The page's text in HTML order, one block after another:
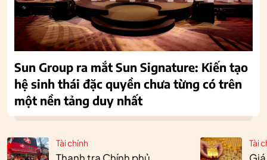
Tài chính Tài
Sun Group ra mắt Sun Signature: Kiến tạo
hệ sinh thái đặc quyền chưa từng có trên
một nền tảng duy nhất